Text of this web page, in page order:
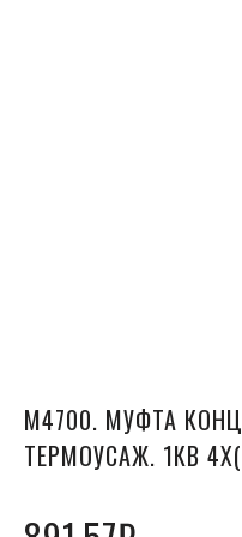
М4700. МУФТА
ТЕРМОУСАЖ. 1КВ